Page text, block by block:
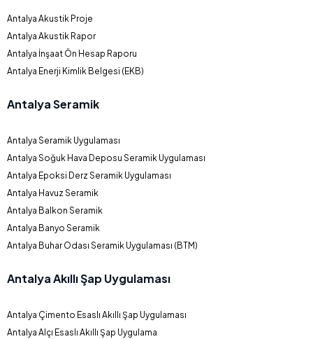
Antalya Akustik Proje
Antalya Akustik Rapor
Antalya İnşaat Ön Hesap Raporu
Antalya Enerji Kimlik Belgesi (EKB)
Antalya Seramik
Antalya Seramik Uygulaması
Antalya Soğuk Hava Deposu Seramik Uygulaması
Antalya Epoksi Derz Seramik Uygulaması
Antalya Havuz Seramik
Antalya Balkon Seramik
Antalya Banyo Seramik
Antalya Buhar Odası Seramik Uygulaması (BTM)
Antalya Akıllı Şap Uygulaması
Antalya Çimento Esaslı Akıllı Şap Uygulaması
Antalya Alçı Esaslı Akıllı Şap Uygulama